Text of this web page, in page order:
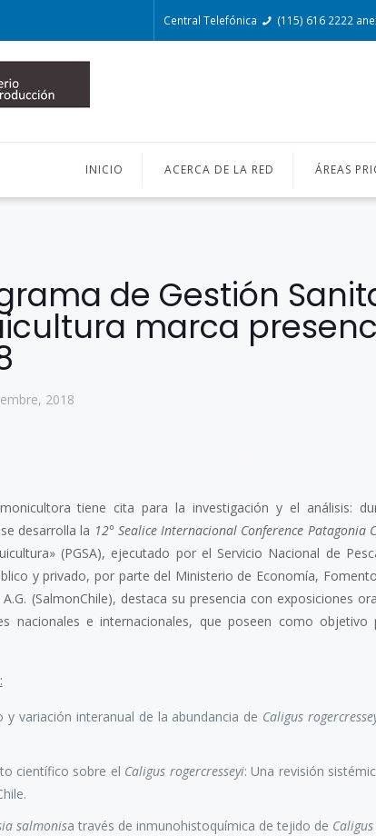
Central Telefónica (115) 616 2222
INICIO ACERCA DE LA RED ÁREAS
de Gestión
marca
2018
tiene cita para la investigación y el análisis:
desarrolla la 12° Sealice Internacional Conference Patagonia
(PGSA), ejecutado por el Servicio Nacional de
y privado, por parte del Ministerio de Economía,
(SalmonChile), destaca su presencia con exposiciones
nacionales e internacionales, que poseen como
y variación interanual de la abundancia de Caligus
científico sobre el Caligus rogercresseyi: Una revisión
salmonisa través de inmunohistoquímica de tejido de